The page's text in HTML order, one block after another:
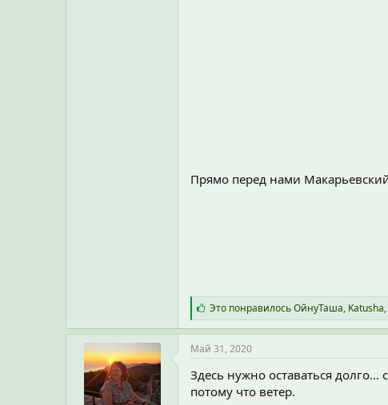
Прямо перед нами
С
и
м
п
а
т
и
и
Это понравилосьОйнуТаша, Katusha,
Май 31, 2020
Здесь нужно оставаться
потому что ветер.